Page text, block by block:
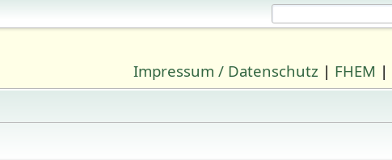
Impressum / Datenschutz | FHEM |